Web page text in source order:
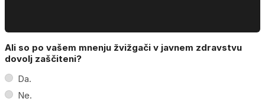
Ali so po vašem mnenju žvižgači v javnem zdravstvu
dovolj zaščiteni?
Da.
Ne.